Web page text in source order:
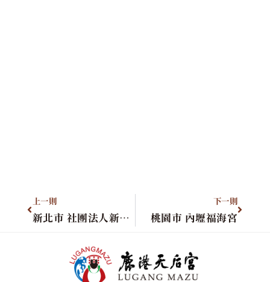
上一則
新北市 社團法人新北市連心慈善會
下一則
桃園市 內壢福海宮